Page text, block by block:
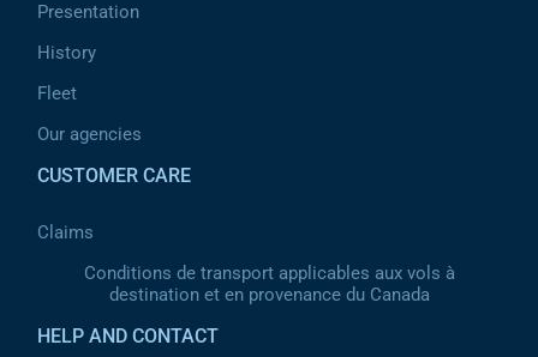
Presentation
History
Fleet
Our agencies
CUSTOMER CARE
Claims
Conditions de transport applicables aux vols à
destination et en provenance du Canada
HELP AND CONTACT